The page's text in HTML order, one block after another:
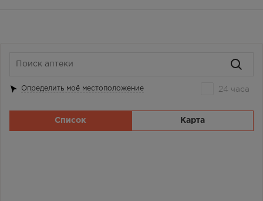
Определить моё местоположение 24 часа
Список Карта